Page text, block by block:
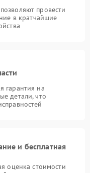
провести
в кратчайшие
гарантия на
детали, что
и бесплатная
оценка стоимости